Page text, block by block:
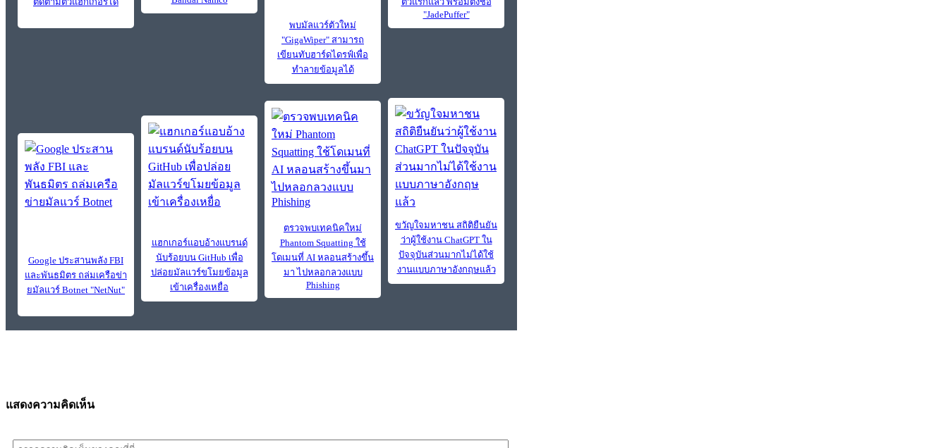
พบมัลแวร์ตัวใหม่
"GigaWiper" สามารถ
เขียนทับฮาร์ดไดรฟ์เพื่อ
ทำลายข้อมูลได้
"JadePuffer"
Google ประสานพลัง FBI
และพันธมิตร ถล่มเครือข่า
ยมัลแวร์ Botnet "NetNut"
แฮกเกอร์แอบอ้างแบรนด์
นับร้อยบน GitHub เพื่อ
ปล่อยมัลแวร์ขโมยข้อมูล
เข้าเครื่องเหยื่อ
ตรวจพบเทคนิคใหม่
Phantom Squatting ใช้
โดเมนที่ AI หลอนสร้างขึ้น
มา ไปหลอกลวงแบบ
Phishing
ขวัญใจมหาชน สถิติยืนยัน
ว่าผู้ใช้งาน ChatGPT ใน
ปัจจุบันส่วนมากไม่ได้ใช้
งานแบบภาษาอังกฤษแล้ว
แสดงความคิดเห็น